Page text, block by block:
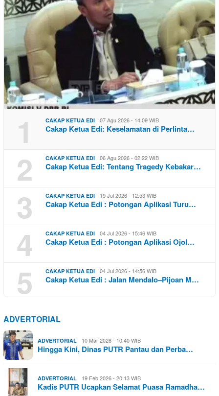
1 CAKAP KETUA EDI 07 Agu 2026 - 14:09 WIB
Cakap Ketua Edi: Keselamatan di Perlinta…
2 CAKAP KETUA EDI 06 Agu 2026 - 02:22 WIB
Cakap Ketua Edi: Tentang Tragedy Kebakar…
3 CAKAP KETUA EDI 19 Jul 2026 - 12:53 WIB
Cakap Ketua Edi : Potongan Aplikasi Turu…
4 CAKAP KETUA EDI 04 Jul 2026 - 15:46 WIB
Cakap Ketua Edi : Potongan Aplikasi Ojol…
5 CAKAP KETUA EDI 04 Jul 2026 - 14:56 WIB
Cakap Ketua Edi : Jalan Mendalo–Pijoan M…
ADVERTORIAL
ADVERTORIAL 10 Mar 2026 - 10:40 WIB
Hingga Kini, Dinas PUTR Pantau dan Perba…
ADVERTORIAL 19 Feb 2026 - 20:13 WIB
Kadis PUTR Ucapkan Selamat Puasa Ramadha…